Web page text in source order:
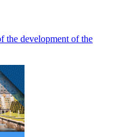
development of the